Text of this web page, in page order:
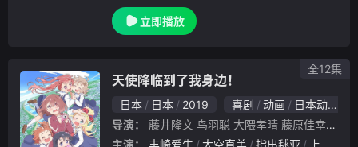
会一下凡间的多彩生活。在珈百璃的未来规划
中，她将要一边做善事给人类带来幸福一遍完
立即播放
天使降临到了我身边！
日本 日本 2019 喜剧 动画
日本动漫
导演：
藤井隆文 鸟羽聪 大隈孝晴 藤原佳幸 平牧
主演：
丰崎爱生 大空直美 指出毬亚
上田丽奈
全12集